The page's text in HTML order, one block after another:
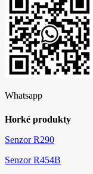
Whatsapp
Horké produkty
Senzor R290
Senzor R454B